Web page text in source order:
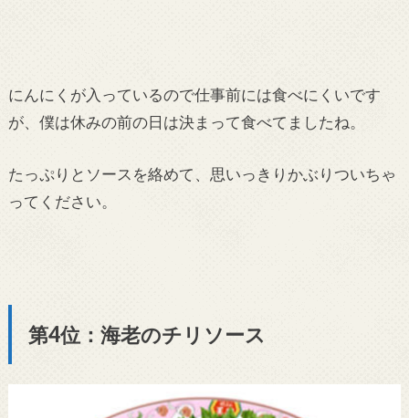
にんにくが入っているので仕事前には食べにくいです
が、僕は休みの前の日は決まって食べてましたね。
たっぷりとソースを絡めて、思いっきりかぶりついちゃ
ってください。
第4位：海老のチリソース